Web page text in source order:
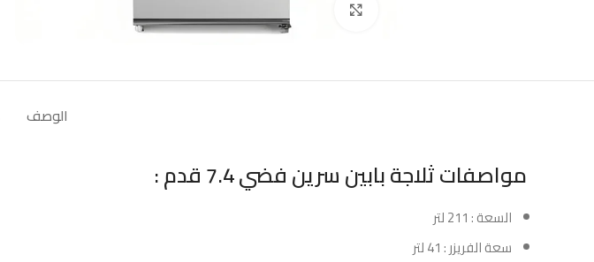
الوصف
مواصفات ثلاجة بابين سرين فضي 7.4 قدم :
السعة : 211 لتر
سعة الفريزر : 41 لتر